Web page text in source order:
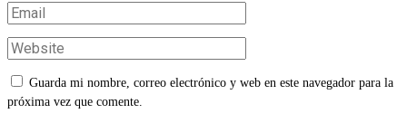
Guarda mi nombre, correo electrónico y web en este navegador para la
próxima vez que comente.